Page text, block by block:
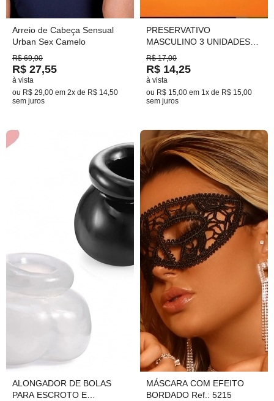
Arreio de Cabeça Sensual
Urban Sex Camelo
R$ 69,00
R$ 27,55
à vista
ou R$ 29,00 em 2x de R$ 14,50
sem juros
PRESERVATIVO
MASCULINO 3 UNIDADES
COM FUNÇÕES
R$ 17,00
R$ 14,25
à vista
ou R$ 15,00 em 1x de R$ 15,00
sem juros
ALONGADOR DE BOLAS
PARA ESCROTO E
MÁSCARA COM EFEITO
BORDADO Ref.: 5215